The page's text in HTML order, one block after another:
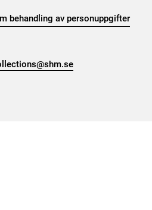
behandling av personuppgifter